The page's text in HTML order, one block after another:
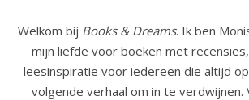
Welkom bij Books & Dreams. Ik ben
mijn liefde voor boeken met
leesinspiratie voor iedereen die altijd
volgende verhaal om in te verdwijnen.